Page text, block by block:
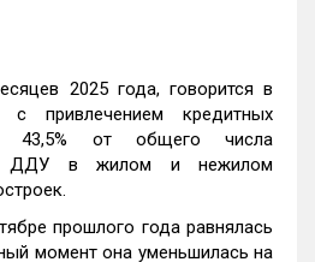
2025 года, говорится в
с привлечением кредитных
43,5% от общего числа
ДДУ в жилом и нежилом
прошлого года равнялась
момент она уменьшилась на